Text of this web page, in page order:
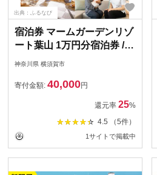
出典：ふるなび
宿泊券 マームガーデンリゾ
ート葉山 1万円分宿泊券 /
宿泊券 リゾート宿泊券 ホ
ズ】 [AKBM005]
神奈川県 横須賀市
寄付金額:40,000円
還元率 25%
4.5 （5件）
1サイトで掲載中